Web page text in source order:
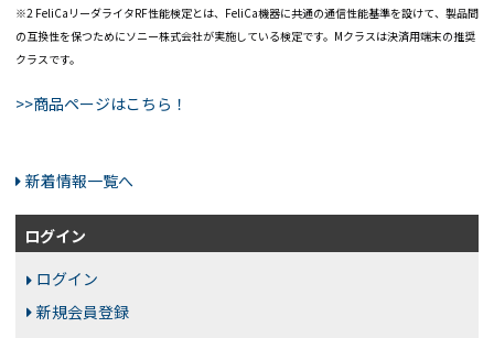
※2 FeliCaリーダライタRF性能検定とは、FeliCa機器に共通の通信性能基準を設けて、製品間
の互換性を保つためにソニー株式会社が実施している検定です。Mクラスは決済用端末の推奨
クラスです。
>>商品ページはこちら！
新着情報一覧へ
ログイン
ログイン
新規会員登録